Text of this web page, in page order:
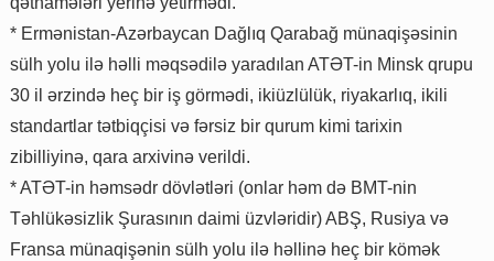
* Ermənistan-Azərbaycan Dağlıq Qarabağ münaqişəsinin
sülh yolu ilə həlli məqsədilə yaradılan ATƏT-in Minsk qrupu
30 il ərzində heç bir iş görmədi, ikiüzlülük, riyakarlıq, ikili
standartlar tətbiqçisi və fərsiz bir qurum kimi tarixin
zibilliyinə, qara arxivinə verildi.
* ATƏT-in həmsədr dövlətləri (onlar həm də BMT-nin
Təhlükəsizlik Şurasının daimi üzvləridir) ABŞ, Rusiya və
Fransa münaqişənin sülh yolu ilə həllinə heç bir kömək